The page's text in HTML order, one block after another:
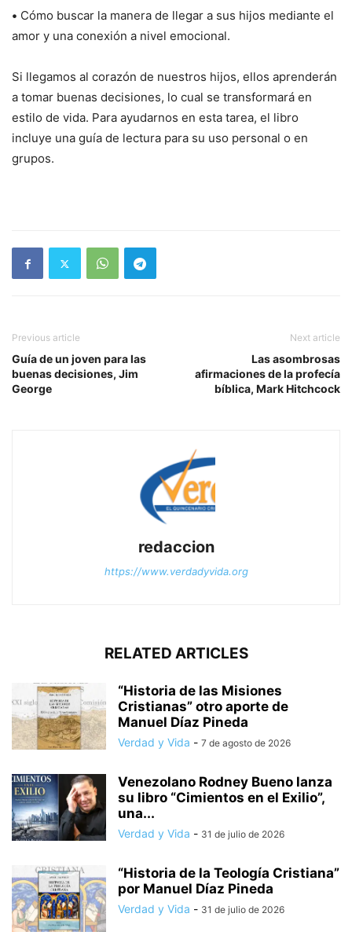
• Cómo buscar la manera de llegar a sus hijos mediante el
amor y una conexión a nivel emocional.
Si llegamos al corazón de nuestros hijos, ellos aprenderán
a tomar buenas decisiones, lo cual se transformará en
estilo de vida. Para ayudarnos en esta tarea, el libro
incluye una guía de lectura para su uso personal o en
grupos.
Previous article
Guía de un joven para las
buenas decisiones, Jim
George
Next article
Las asombrosas
afirmaciones de la profecía
bíblica, Mark Hitchcock
redaccion
https://www.verdadyvida.org
RELATED ARTICLES
“Historia de las Misiones
Cristianas” otro aporte de
Manuel Díaz Pineda
Verdad y Vida - 7 de agosto de 2026
Venezolano Rodney Bueno lanza
su libro “Cimientos en el Exilio”,
una...
Verdad y Vida - 31 de julio de 2026
“Historia de la Teología Cristiana”
por Manuel Díaz Pineda
Verdad y Vida - 31 de julio de 2026